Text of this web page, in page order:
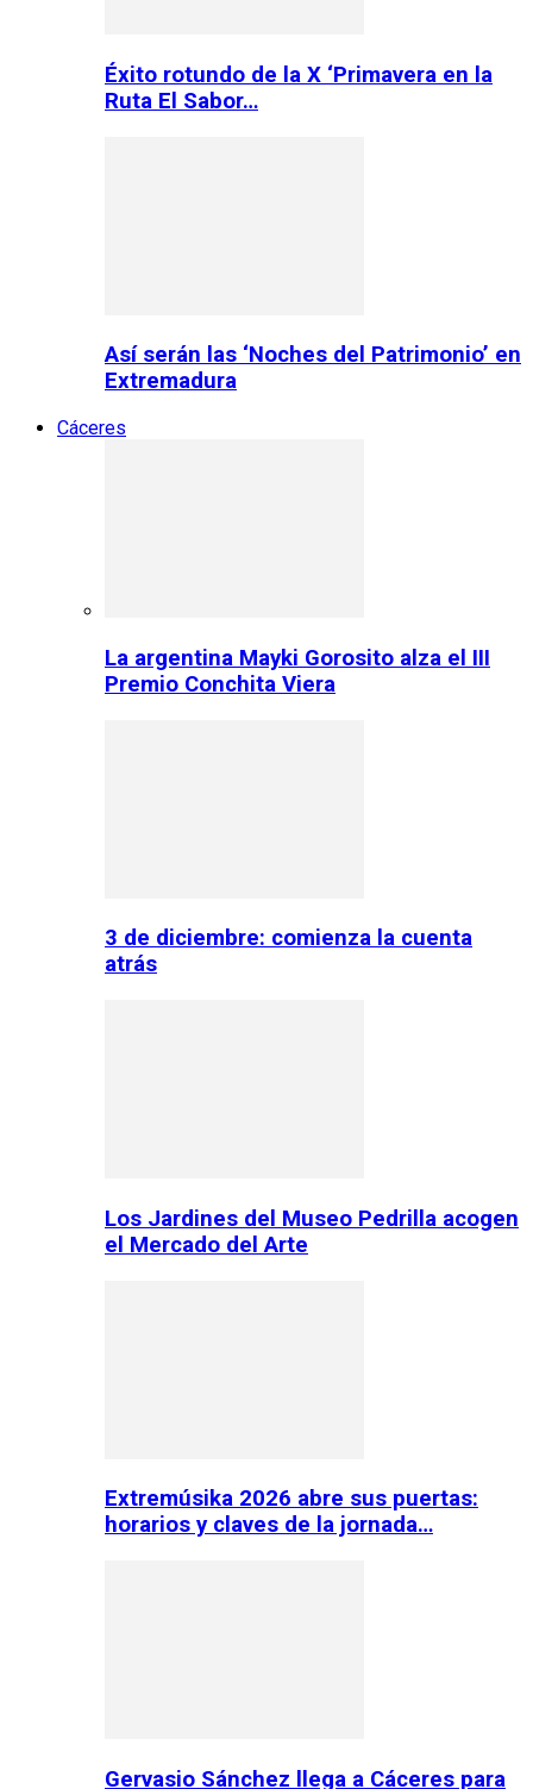
Éxito rotundo de la X ‘Primavera en la
Ruta El Sabor…
Así serán las ‘Noches del Patrimonio’ en
Extremadura
Cáceres
La argentina Mayki Gorosito alza el III
Premio Conchita Viera
3 de diciembre: comienza la cuenta
atrás
Los Jardines del Museo Pedrilla acogen
el Mercado del Arte
Extremúsika 2026 abre sus puertas:
horarios y claves de la jornada…
Gervasio Sánchez llega a Cáceres para